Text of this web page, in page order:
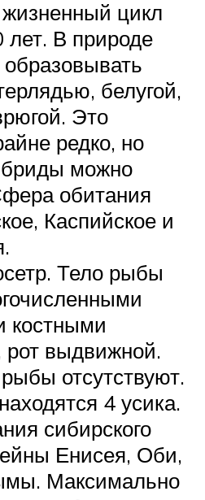
цикл
лет. В природе
белугой,
Это
редко, но
можно
обитания
Каспийское и
Тело рыбы
костными
рот выдвижной.
отсутствуют.
4 усика.
сибирского
Енисея, Оби,
Максимально